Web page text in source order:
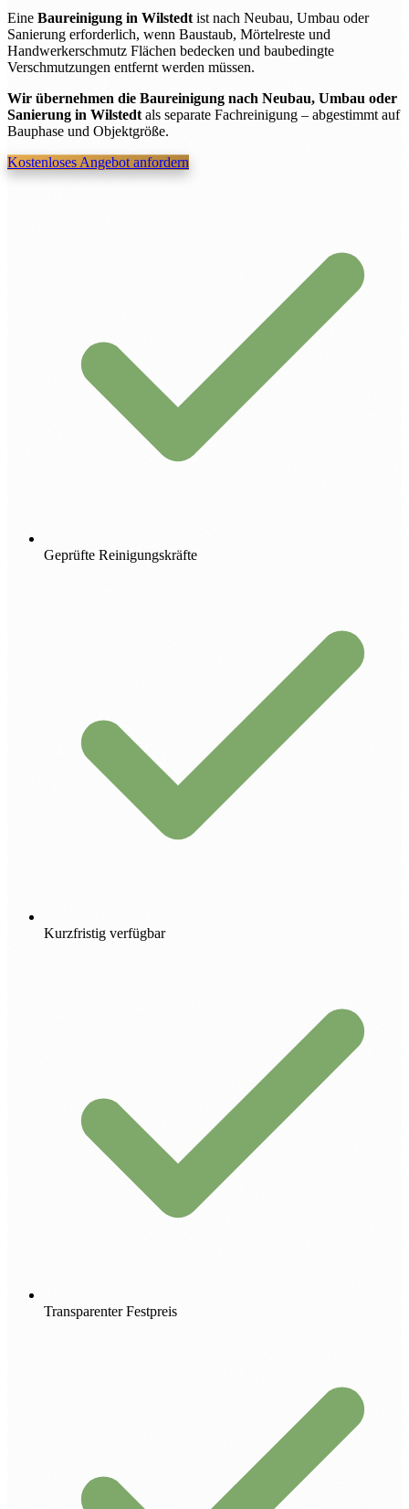
Eine Baureinigung in Wilstedt ist nach Neubau, Umbau oder
Sanierung erforderlich, wenn Baustaub, Mörtelreste und
Handwerkerschmutz Flächen bedecken und baubedingte
Verschmutzungen entfernt werden müssen.
Wir übernehmen die Baureinigung nach Neubau, Umbau oder
Sanierung in Wilstedt als separate Fachreinigung – abgestimmt auf
Bauphase und Objektgröße.
Kostenloses Angebot anfordern
Geprüfte Reinigungskräfte
Kurzfristig verfügbar
Transparenter Festpreis